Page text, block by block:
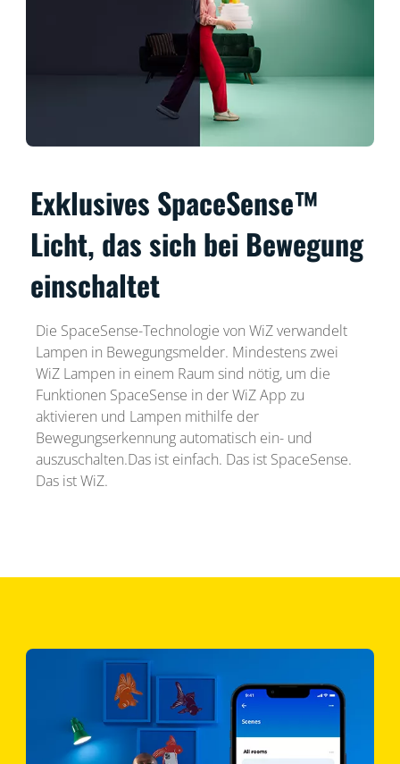
Exklusives SpaceSense™
Licht, das sich bei Bewegung
einschaltet
Die SpaceSense-Technologie von WiZ verwandelt
Lampen in Bewegungsmelder. Mindestens zwei
WiZ Lampen in einem Raum sind nötig, um die
Funktionen SpaceSense in der WiZ App zu
aktivieren und Lampen mithilfe der
Bewegungserkennung automatisch ein- und
auszuschalten.Das ist einfach. Das ist SpaceSense.
Das ist WiZ.